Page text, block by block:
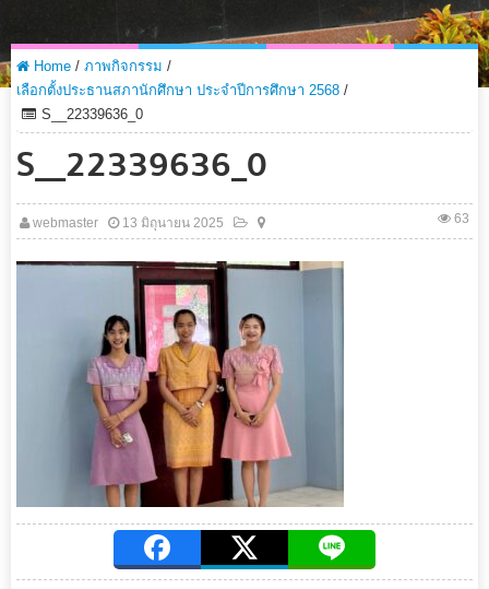
Home / ภาพกิจกรรม /
เลือกตั้งประธานสภานักศึกษา ประจำปีการศึกษา 2568 /
S__22339636_0
S__22339636_0
webmaster 13 มิถุนายน 2025 63